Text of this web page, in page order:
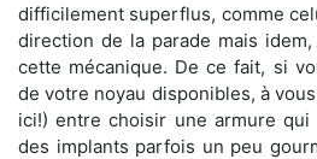
difficilement superflus, comme
direction de la parade mais
cette mécanique. De ce fait, si
de votre noyau disponibles, à
ici!) entre choisir une armure qui
des implants parfois un peu